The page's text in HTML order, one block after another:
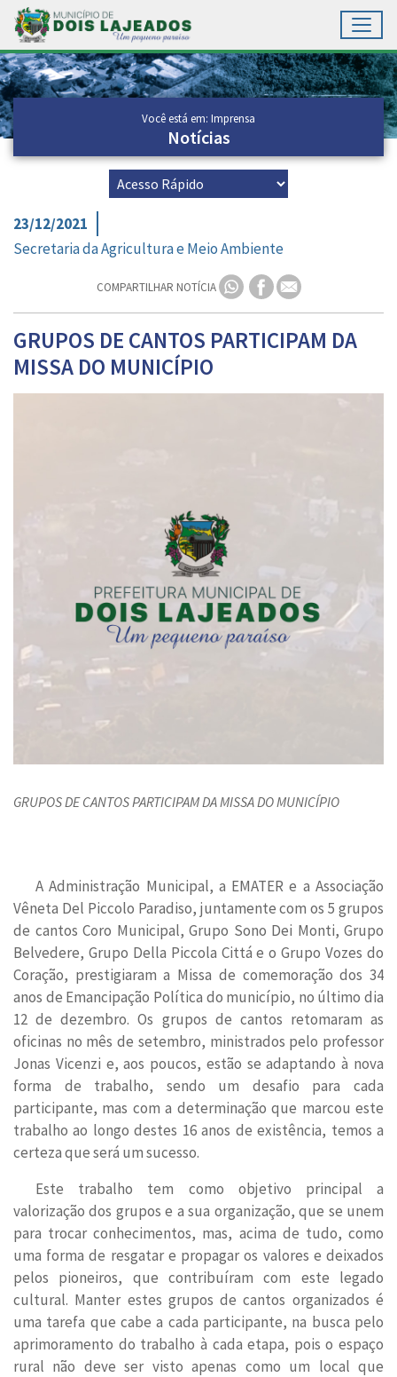
Ir para conteúdo principal
Conteúdo Principal
Você está em: Imprensa
Notícias
23/12/2021
Secretaria da Agricultura e Meio Ambiente
COMPARTILHAR NOTÍCIA
GRUPOS DE CANTOS PARTICIPAM DA
MISSA DO MUNICÍPIO
GRUPOS DE CANTOS PARTICIPAM DA MISSA DO MUNICÍPIO
A Administração Municipal, a EMATER e a Associação
Vêneta Del Piccolo Paradiso, juntamente com os 5 grupos
de cantos Coro Municipal, Grupo Sono Dei Monti, Grupo
Belvedere, Grupo Della Piccola Cittá e o Grupo Vozes do
Coração, prestigiaram a Missa de comemoração dos 34
anos de Emancipação Política do município, no último dia
12 de dezembro. Os grupos de cantos retomaram as
oficinas no mês de setembro, ministrados pelo professor
Jonas Vicenzi e, aos poucos, estão se adaptando à nova
forma de trabalho, sendo um desafio para cada
participante, mas com a determinação que marcou este
trabalho ao longo destes 16 anos de existência, temos a
certeza que será um sucesso.
Este trabalho tem como objetivo principal a
valorização dos grupos e a sua organização, que se unem
para trocar conhecimentos, mas, acima de tudo, como
uma forma de resgatar e propagar os valores e deixados
pelos pioneiros, que contribuíram com este legado
cultural. Manter estes grupos de cantos organizados é
uma tarefa que cabe a cada participante, na busca pelo
aprimoramento do trabalho à cada etapa, pois o espaço
rural não deve ser visto apenas como um local que